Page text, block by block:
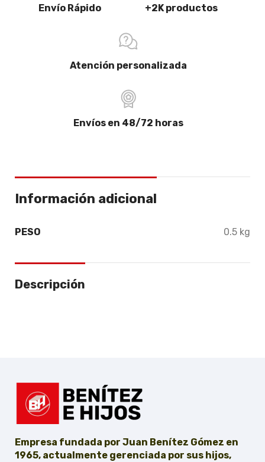
Envío Rápido +2K productos
Atención personalizada
Envíos en 48/72 horas
Información adicional
PESO 0.5 kg
Descripción
Empresa fundada por Juan Benítez Gómez en
1965, actualmente gerenciada por sus hijos,